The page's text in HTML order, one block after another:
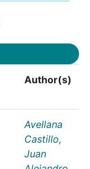
Author(s)
Avellana
Castillo,
Juan